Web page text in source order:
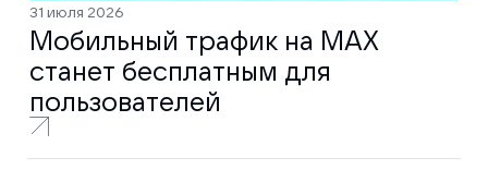
31 июля 2026
Мобильный трафик на MAX
станет бесплатным для
пользователей